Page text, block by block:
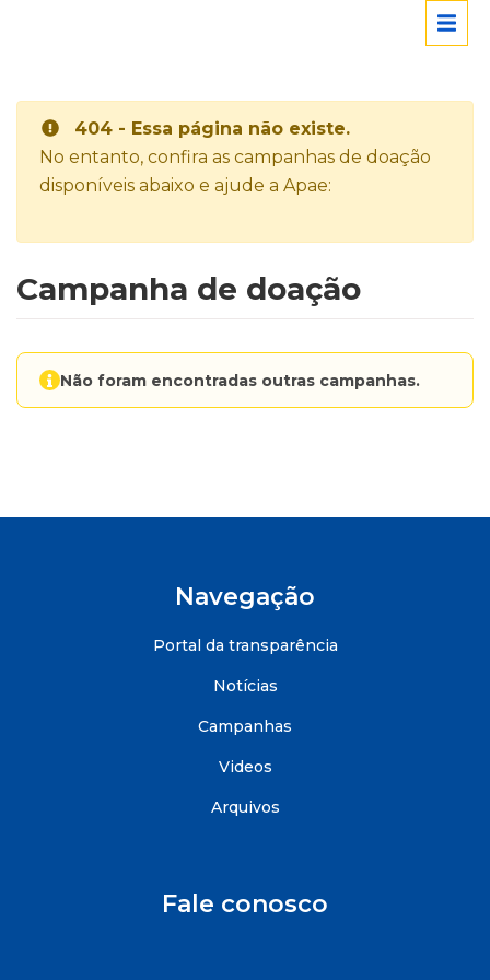
404 - Essa página não existe.
No entanto, confira as campanhas de doação
disponíveis abaixo e ajude a Apae:
Campanha de doação
Não foram encontradas outras campanhas.
Navegação
Portal da transparência
Notícias
Campanhas
Videos
Arquivos
Fale conosco